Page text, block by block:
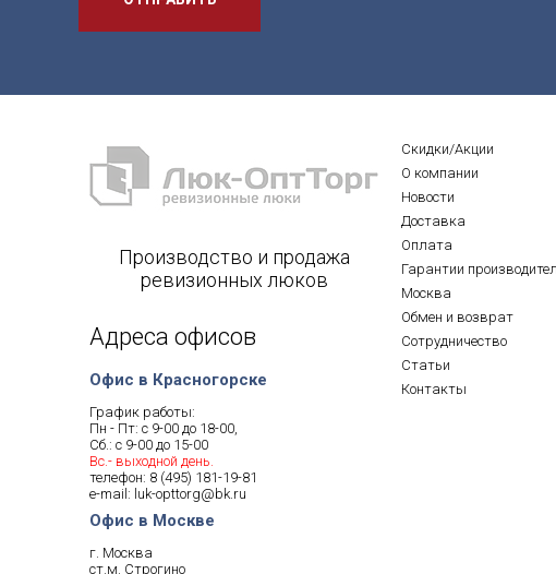
Производство и продажа
ревизионных люков
Адреса офисов
Офис в Красногорске
График работы:
Пн - Пт: с 9-00 до 18-00,
Сб.: с 9-00 до 15-00
Вс.- выходной день.
телефон: 8 (495) 181-19-81
e-mail: luk-opttorg@bk.ru
Офис в Москве
г. Москва
ст.м. Строгино
Скидки/Акции
О компании
Новости
Доставка
Оплата
Гарантии
Москва
Обмен и возврат
Сотрудничество
Статьи
Контакты